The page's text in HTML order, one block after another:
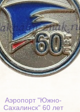
Аэропорт "Южно-
Сахалинск" 60 лет